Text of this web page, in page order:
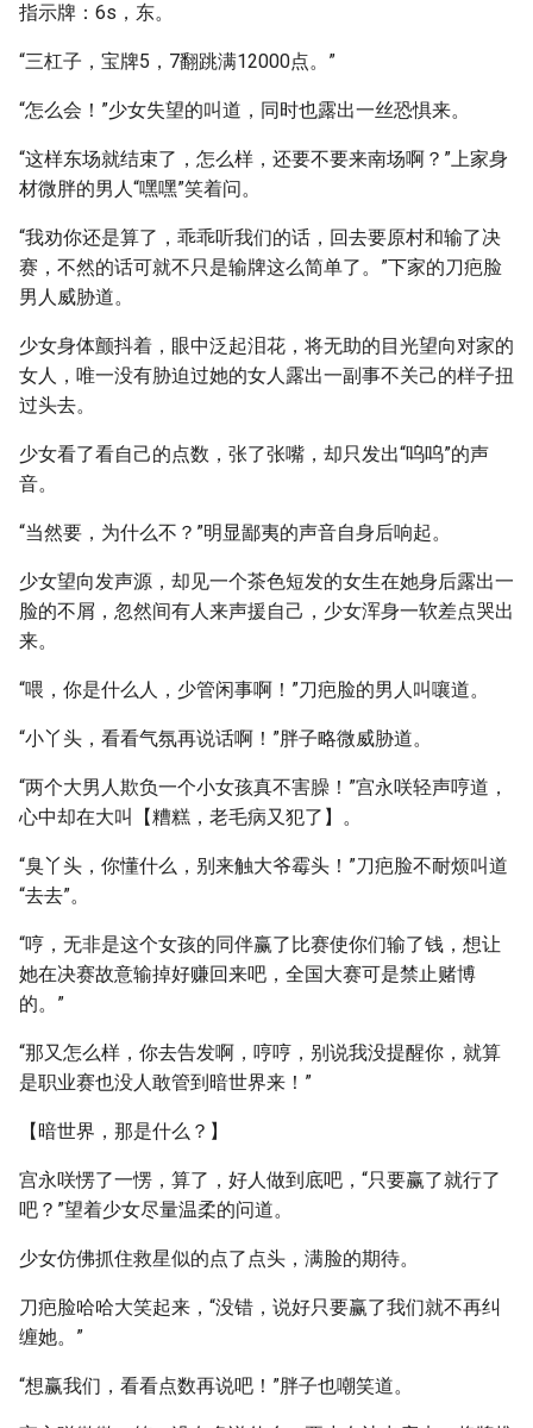
指示牌：6s，东。
“三杠子，宝牌5，7翻跳满12000点。”
“怎么会！”少女失望的叫道，同时也露出一丝恐惧来。
“这样东场就结束了，怎么样，还要不要来南场啊？”上家身
材微胖的男人“嘿嘿”笑着问。
“我劝你还是算了，乖乖听我们的话，回去要原村和输了决
赛，不然的话可就不只是输牌这么简单了。”下家的刀疤脸
男人威胁道。
少女身体颤抖着，眼中泛起泪花，将无助的目光望向对家的
女人，唯一没有胁迫过她的女人露出一副事不关己的样子扭
过头去。
少女看了看自己的点数，张了张嘴，却只发出“呜呜”的声
音。
“当然要，为什么不？”明显鄙夷的声音自身后响起。
少女望向发声源，却见一个茶色短发的女生在她身后露出一
脸的不屑，忽然间有人来声援自己，少女浑身一软差点哭出
来。
“喂，你是什么人，少管闲事啊！”刀疤脸的男人叫嚷道。
“小丫头，看看气氛再说话啊！”胖子略微威胁道。
“两个大男人欺负一个小女孩真不害臊！”宫永咲轻声哼道，
心中却在大叫【糟糕，老毛病又犯了】。
“臭丫头，你懂什么，别来触大爷霉头！”刀疤脸不耐烦叫道
“去去”。
“哼，无非是这个女孩的同伴赢了比赛使你们输了钱，想让
她在决赛故意输掉好赚回来吧，全国大赛可是禁止赌博
的。”
“那又怎么样，你去告发啊，哼哼，别说我没提醒你，就算
是职业赛也没人敢管到暗世界来！”
【暗世界，那是什么？】
宫永咲愣了一愣，算了，好人做到底吧，“只要赢了就行了
吧？”望着少女尽量温柔的问道。
少女仿佛抓住救星似的点了点头，满脸的期待。
刀疤脸哈哈大笑起来，“没错，说好只要赢了我们就不再纠
缠她。”
“想赢我们，看看点数再说吧！”胖子也嘲笑道。